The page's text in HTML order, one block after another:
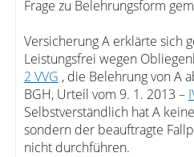
Frage zu Belehrungsform
Versicherung A erklärte sich
Leistungsfrei wegen
2 VVG , die Belehrung von A
BGH, Urteil vom 9. 1. 2013 –
Selbstverständlich hat A
sondern der beauftragte
nicht durchführen.